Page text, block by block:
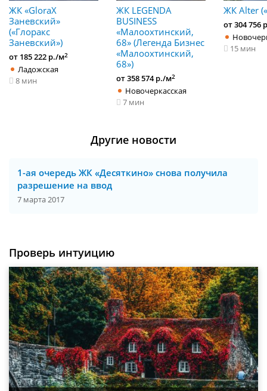
ЖК «GloraX
Заневский»​
(«Глоракс
Заневский»)
от 185 222 р./м2
Ладожская
8 мин
ЖК LEGENDA
BUSINESS
«Малоохтинский,
68» (Легенда Бизнес
«Малоохтинский,
68»)
от 358 574 р./м2
Новочеркасская
7 мин
ЖК Alter
от 304 756
15 мин
Другие новости
1-ая очередь ЖК «Десяткино» снова получила
разрешение на ввод
7 марта 2017
Проверь интуицию